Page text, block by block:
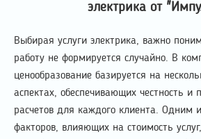
электрика от
Выбирая услуги электрика, важно
работу не формируется случайно. В
ценообразование базируется на
аспектах, обеспечивающих честность и
расчетов для каждого клиента. Одним
факторов, влияющих на стоимость